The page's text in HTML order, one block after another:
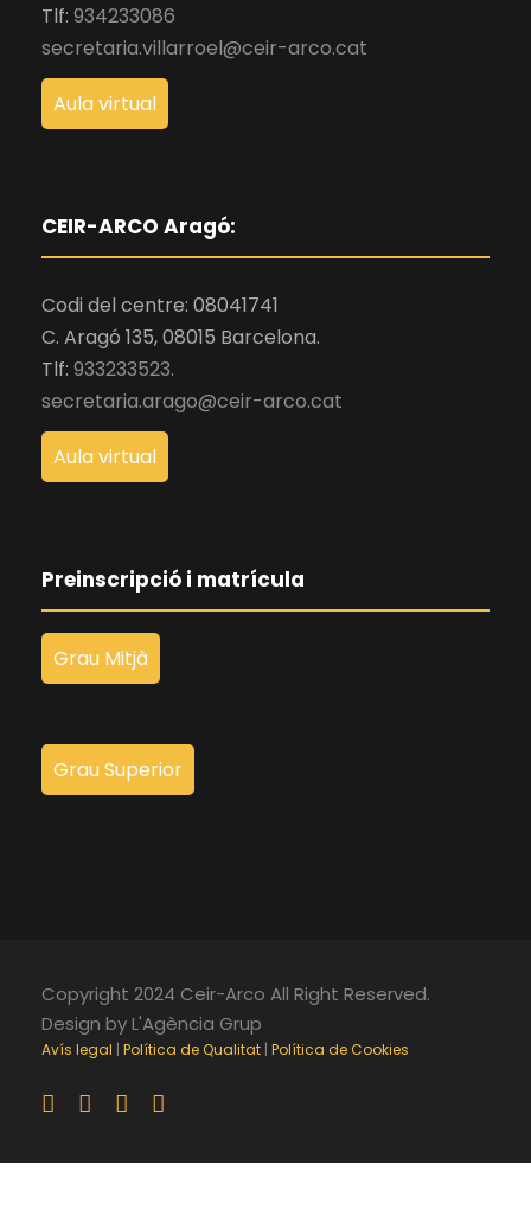
Tlf: 934233086
secretaria.villarroel@ceir-arco.cat
Aula virtual
CEIR-ARCO Aragó:
Codi del centre: 08041741
C. Aragó 135, 08015 Barcelona.
Tlf: 933233523.
secretaria.arago@ceir-arco.cat
Aula virtual
Preinscripció i matrícula
Grau Mitjà
Grau Superior
Copyright 2024 Ceir-Arco All Right Reserved.
Design by L'Agència Grup
Avís legal | Política de Qualitat | Política de Cookies